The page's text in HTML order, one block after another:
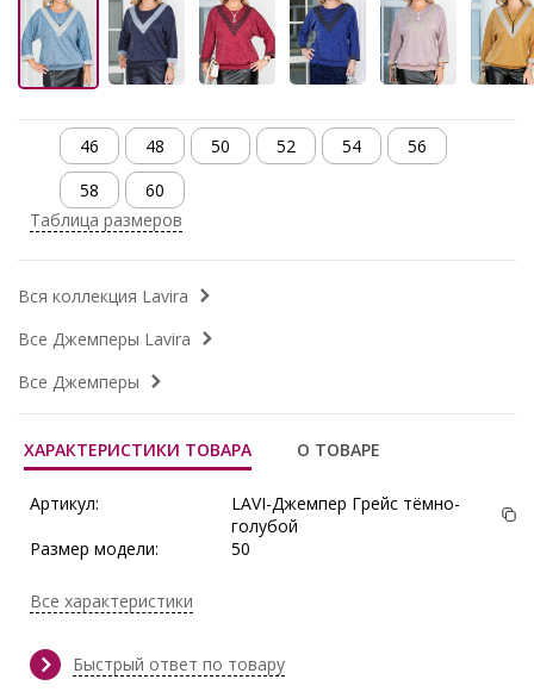
46 48 50 52 54
56
58
60
Таблица размеров
Вся коллекция Lavira
Все Джемперы Lavira
Все Джемперы
ХАРАКТЕРИСТИКИ ТОВАРА О ТОВАРЕ
Артикул:
LAVI-Джемпер Грейс тёмно-
голубой
Размер модели:
50
Состав:
Сезон:
Весна, Демисезон, Зима, Осень,
Все характеристики
Быстрый ответ по товару